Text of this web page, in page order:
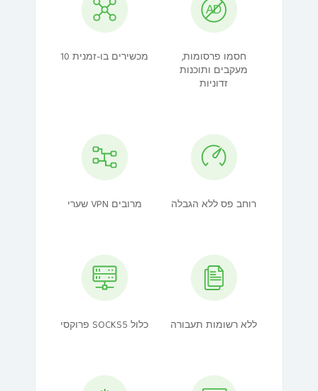
10 מכשירים בו-זמנית חסמו פרסומות,
מעקבים ותוכנות
זדוניות
שערי VPN מרובים רוחב פס ללא הגבלה
פרוקסי SOCKS5 כלול ללא רשומות תעבורה